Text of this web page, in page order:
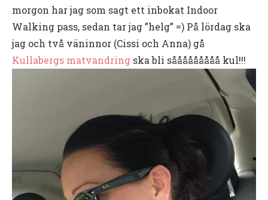
morgon har jag som sagt ett inbokat Indoor
Walking pass, sedan tar jag ”helg” =) På lördag ska
jag och två väninnor (Cissi och Anna) gå
Kullabergs matvandring ska bli sååååååååå kul!!!